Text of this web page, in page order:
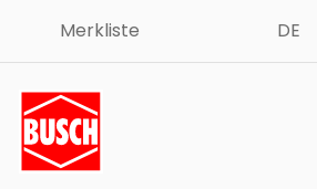
Merkliste DE